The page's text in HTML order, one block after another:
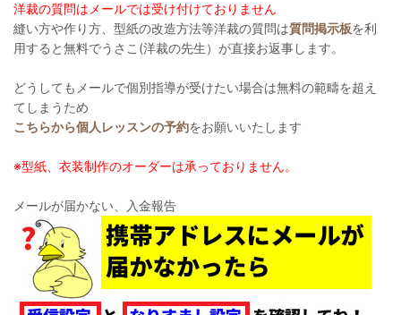
洋裁の質問はメールでは受け付けておりません
縫い方や作り方、型紙の改造方法等洋裁の質問は質問掲示板を利
用すると無料でうさこ(洋裁の先生）が直接お返事します。
どうしてもメールで個別指導が受けたい場合は無料の範疇を超え
てしまうため
こちらから個人レッスンの予約をお願いいたします
※型紙、衣装制作のオーダーは承っておりません。
メールが届かない、入金報告